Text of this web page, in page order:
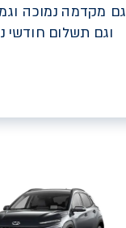
גם מקדמה נמוכה
וגם תשלום חודשי